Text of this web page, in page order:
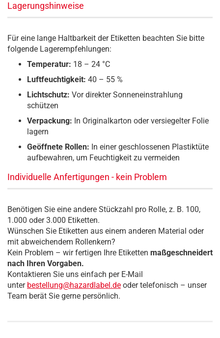
Lagerungshinweise
Für eine lange Haltbarkeit der Etiketten beachten Sie bitte
folgende Lagerempfehlungen:
Temperatur: 18 – 24 °C
Luftfeuchtigkeit: 40 – 55 %
Lichtschutz: Vor direkter Sonneneinstrahlung
schützen
Verpackung: In Originalkarton oder versiegelter Folie
lagern
Geöffnete Rollen: In einer geschlossenen Plastiktüte
aufbewahren, um Feuchtigkeit zu vermeiden
Individuelle Anfertigungen - kein Problem
Benötigen Sie eine andere Stückzahl pro Rolle, z. B. 100,
1.000 oder 3.000 Etiketten.
Wünschen Sie Etiketten aus einem anderen Material oder
mit abweichendem Rollenkern?
Kein Problem – wir fertigen Ihre Etiketten maßgeschneidert
nach Ihren Vorgaben.
Kontaktieren Sie uns einfach per E-Mail
unter bestellung@hazardlabel.de oder telefonisch – unser
Team berät Sie gerne persönlich.